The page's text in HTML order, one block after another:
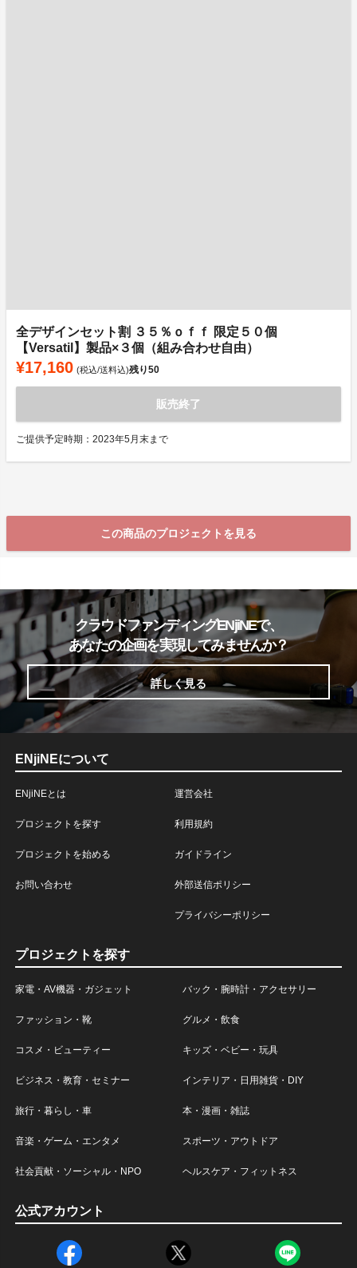
全デザインセット割 ３５％ｏｆｆ 限定５０個
【Versatil】製品×３個（組み合わせ自由）
¥17,160 (税込/送料込)残り50
販売終了
ご提供予定時期：2023年5月末まで
この商品のプロジェクトを見る
クラウドファンディングENjiNEで、
あなたの企画を実現してみませんか？
詳しく見る
ENjiNEについて
ENjiNEとは
プロジェクトを探す
プロジェクトを始める
お問い合わせ
運営会社
利用規約
ガイドライン
外部送信ポリシー
プライバシーポリシー
プロジェクトを探す
家電・AV機器・ガジェット バック・腕時計・アクセサリー
ファッション・靴 グルメ・飲食
コスメ・ビューティー キッズ・ベビー・玩具
ビジネス・教育・セミナー インテリア・日用雑貨・DIY
旅行・暮らし・車 本・漫画・雑誌
音楽・ゲーム・エンタメ スポーツ・アウトドア
社会貢献・ソーシャル・NPO ヘルスケア・フィットネス
公式アカウント